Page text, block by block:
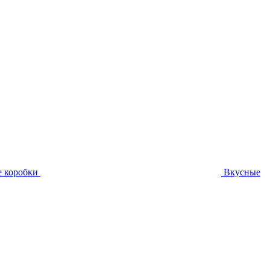
коробки Вкусные